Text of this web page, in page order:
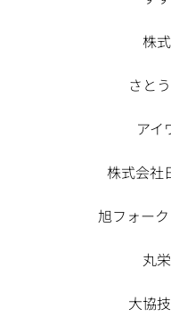
株
さと
アイ
株式会社
旭フォー
丸
大協